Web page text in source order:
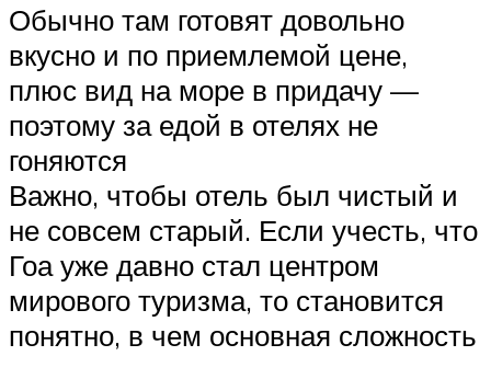
Обычно там готовят довольно
вкусно и по приемлемой цене,
плюс вид на море в придачу —
поэтому за едой в отелях не
гоняются
Важно, чтобы отель был чистый и
не совсем старый. Если учесть, что
Гоа уже давно стал центром
мирового туризма, то становится
понятно, в чем основная сложность